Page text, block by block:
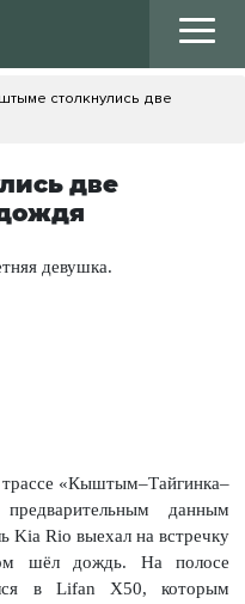
столкнулись две
две
девушка.
«Кыштым–Тайгинка–
данным
Kia Rio выехал на встречку
шёл дождь. На полосе
в Lifan Х50, которым